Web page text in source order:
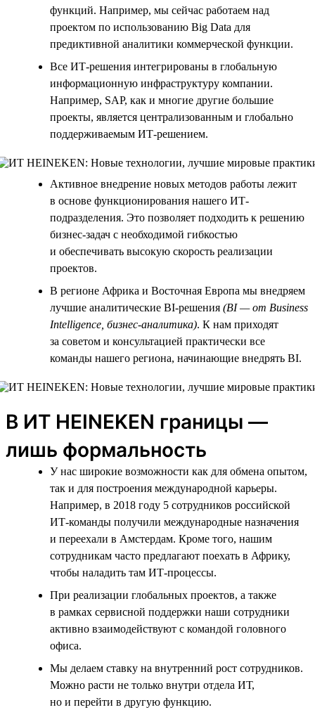
функций. Например, мы сейчас работаем над
проектом по использованию Big Data для
предиктивной аналитики коммерческой функции.
Все ИТ-решения интегрированы в глобальную
информационную инфраструктуру компании.
Например, SAP, как и многие другие большие
проекты, является централизованным и глобально
поддерживаемым ИТ-решением.
Активное внедрение новых методов работы лежит
в основе функционирования нашего ИТ-
подразделения. Это позволяет подходить к решению
бизнес-задач с необходимой гибкостью
и обеспечивать высокую скорость реализации
проектов.
В регионе Африка и Восточная Европа мы внедряем
лучшие аналитические BI-решения (BI — от Business
Intelligence, бизнес-аналитика). К нам приходят
за советом и консультацией практически все
команды нашего региона, начинающие внедрять BI.
В ИТ HEINEKEN границы —
лишь формальность
У нас широкие возможности как для обмена опытом,
так и для построения международной карьеры.
Например, в 2018 году 5 сотрудников российской
ИТ-команды получили международные назначения
и переехали в Амстердам. Кроме того, нашим
сотрудникам часто предлагают поехать в Африку,
чтобы наладить там ИТ-процессы.
При реализации глобальных проектов, а также
в рамках сервисной поддержки наши сотрудники
активно взаимодействуют с командой головного
офиса.
Мы делаем ставку на внутренний рост сотрудников.
Можно расти не только внутри отдела ИТ,
но и перейти в другую функцию.